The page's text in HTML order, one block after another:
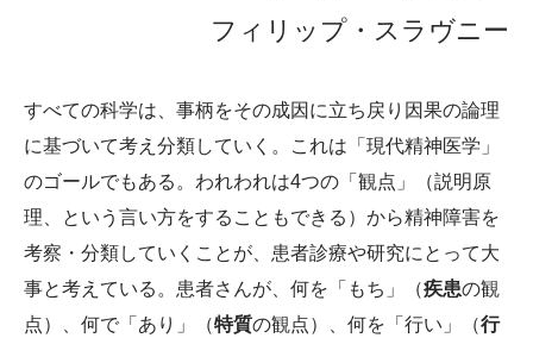
フィリップ・スラヴニー
すべての科学は、事柄をその成因に立ち戻り因果の論理
に基づいて考え分類していく。これは「現代精神医学」
のゴールでもある。われわれは4つの「観点」（説明原
理、という言い方をすることもできる）から精神障害を
考察・分類していくことが、患者診療や研究にとって大
事と考えている。患者さんが、何を「もち」（疾患の観
点）、何で「あり」（特質の観点）、何を「行い」（行